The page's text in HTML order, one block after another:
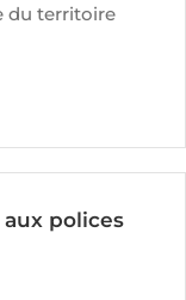
du territoire
polices